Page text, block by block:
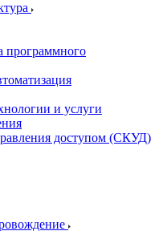
программного
и услуги
доступом (СКУД)